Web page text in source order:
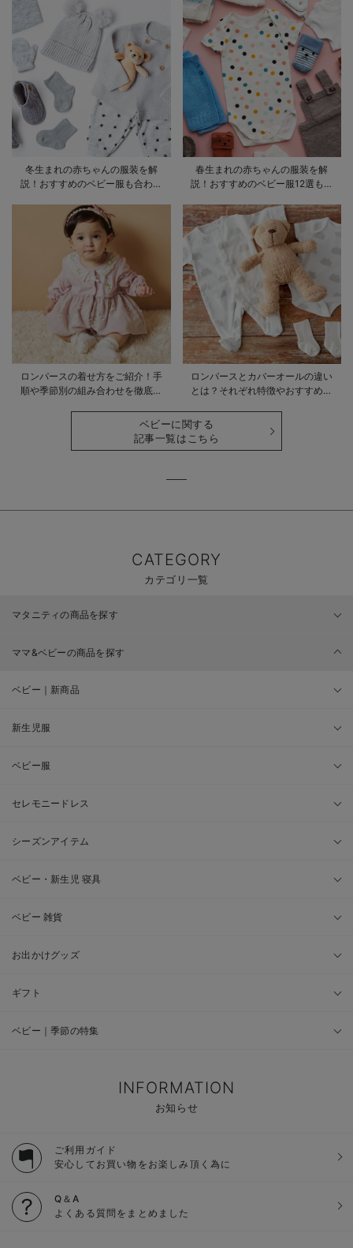
冬生まれの赤ちゃんの服装を解
説！おすすめのベビー服も合わせ
春生まれの赤ちゃんの服装を解
説！おすすめのベビー服12選も合
ロンパースの着せ方をご紹介！手
順や季節別の組み合わせを徹底解
ロンパースとカバーオールの違い
とは？それぞれ特徴やおすすめ商
ベビーに関する
記事一覧はこちら
CATEGORY
カテゴリ一覧
マタニティの商品を探す
ママ&ベビーの商品を探す
ベビー｜新商品
新生児服
ベビー服
セレモニードレス
シーズンアイテム
ベビー・新生児 寝具
ベビー 雑貨
お出かけグッズ
ギフト
ベビー｜季節の特集
INFORMATION
お知らせ
ご利用ガイド
安心してお買い物をお楽しみ頂く為に
Q＆A
よくある質問をまとめました